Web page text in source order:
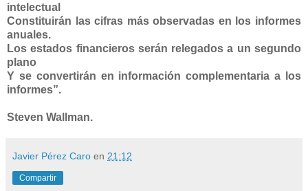
intelectual
Constituirán las cifras más observadas en los informes
anuales.
Los estados financieros serán relegados a un segundo
plano
Y se convertirán en información complementaria a los
informes”.
Steven Wallman.
Javier Pérez Caro en 21:12
Compartir